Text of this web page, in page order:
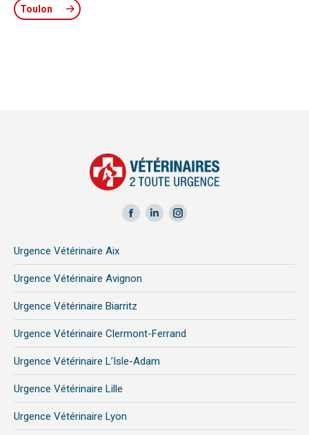
Toulon
Facebook
in
new
window
LinkedIn
new
Instagram
new
Urgence Vétérinaire Aix
Urgence Vétérinaire Avignon
Urgence Vétérinaire Biarritz
Urgence Vétérinaire Clermont-Ferrand
Urgence Vétérinaire L’Isle-Adam
Urgence Vétérinaire Lille
Urgence Vétérinaire Lyon